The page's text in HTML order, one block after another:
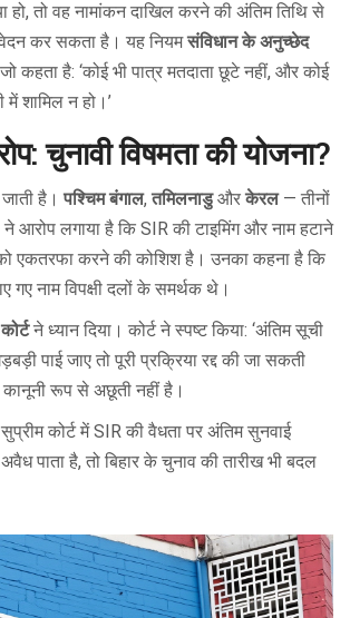
हो, तो वह नामांकन दाखिल करने की अंतिम तिथि से
कर सकता है। यह नियमसंविधान के अनुच्छेद
है: ‘कोई भी पात्र मतदाता छूटे नहीं, और कोई
में शामिल न हो।’
चुनावी विषमता की योजना?
है।पश्चिम बंगाल,तमिलनाडुऔरकेरल— तीनों
ने आरोप लगाया है कि SIR की टाइमिंग और नाम हटाने
एकतरफा करने की कोशिश है। उनका कहना है कि
गए नाम विपक्षी दलों के समर्थक थे।
ने ध्यान दिया। कोर्ट ने स्पष्ट किया: ‘अंतिम सूची
पाई जाए तो पूरी प्रक्रिया रद्द की जा सकती
रूप से अछूती नहीं है।
कोर्ट में SIR की वैधता पर अंतिम सुनवाई
पाता है, तो बिहार के चुनाव की तारीख भी बदल